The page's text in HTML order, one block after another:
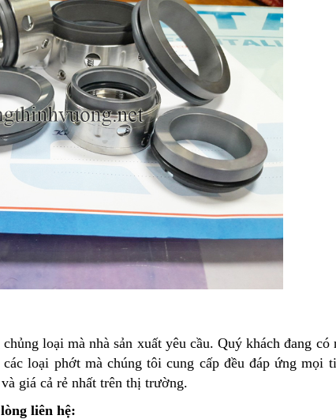
loại mà nhà sản xuất yêu cầu. Quý khách đang có
loại phớt mà chúng tôi cung cấp đều đáp ứng mọi
giá cả rẻ nhất trên thị trường.
liên hệ: